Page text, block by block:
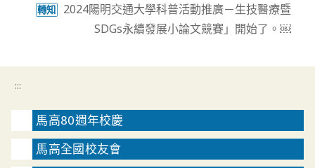
轉知
2024陽明交通大學科普活動推廣－生技醫療暨
SDGs永續發展小論文競賽」開始了。￼
:::
馬高80週年校慶
馬高全國校友會